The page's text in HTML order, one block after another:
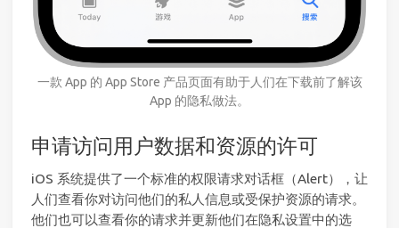
一款 App 的 App Store 产品页面有助于人们在下载前了解该
App 的隐私做法。
申请访问用户数据和资源的许可
iOS 系统提供了一个标准的权限请求对话框（Alert），让
人们查看你对访问他们的私人信息或受保护资源的请求。
他们也可以查看你的请求并更新他们在隐私设置中的选